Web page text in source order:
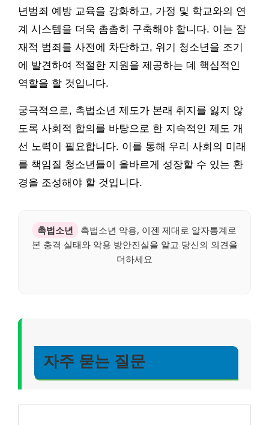
년범죄 예방 교육을 강화하고, 가정 및 학교와의 연
계 시스템을 더욱 촘촘히 구축해야 합니다. 이는 잠
재적 범죄를 사전에 차단하고, 위기 청소년을 조기
에 발견하여 적절한 지원을 제공하는 데 핵심적인
역할을 할 것입니다.
궁극적으로, 촉법소년 제도가 본래 취지를 잃지 않
도록 사회적 합의를 바탕으로 한 지속적인 제도 개
선 노력이 필요합니다. 이를 통해 우리 사회의 미래
를 책임질 청소년들이 올바르게 성장할 수 있는 환
경을 조성해야 할 것입니다.
촉법소년
촉법소년 악용, 이젠 제대로 알자통계로
본 충격 실태와 악용 방안진실을 알고 당신의 의견을
더하세요
자주 묻는 질문